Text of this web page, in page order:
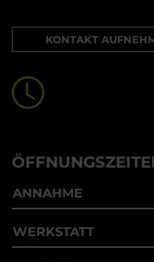
KONTAKT
ANNAHME
WERKSTATT